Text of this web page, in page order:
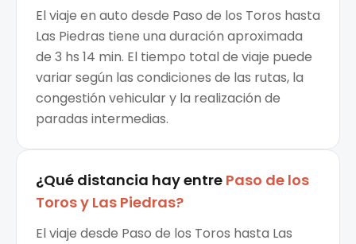
El viaje en auto desde Paso de los Toros hasta
Las Piedras tiene una duración aproximada
de 3 hs 14 min. El tiempo total de viaje puede
variar según las condiciones de las rutas, la
congestión vehicular y la realización de
paradas intermedias.
¿Qué distancia hay entre Paso de los
Torosy Las Piedras?
El viaje desde Paso de los Toros hasta Las